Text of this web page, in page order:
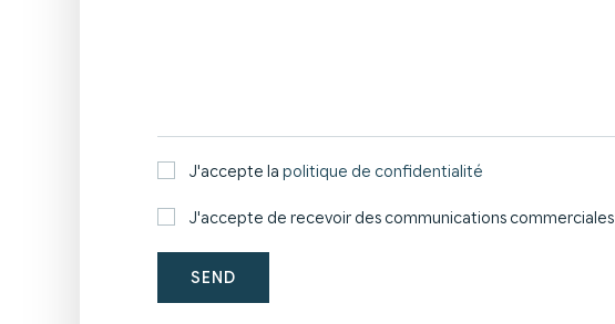
J'accepte la politique de confidentialité
J'accepte de recevoir des communications commerciales
SEND